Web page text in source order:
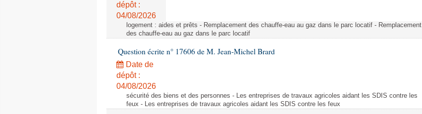
dépôt :
04/08/2026
logement : aides et prêts - Remplacement des chauffe-eau au gaz dans le parc locatif - Remplacement
des chauffe-eau au gaz dans le parc locatif
Question écrite n° 17606 de M. Jean-Michel Brard
Date de
dépôt :
04/08/2026
sécurité des biens et des personnes - Les entreprises de travaux agricoles aidant les SDIS contre les
feux - Les entreprises de travaux agricoles aidant les SDIS contre les feux